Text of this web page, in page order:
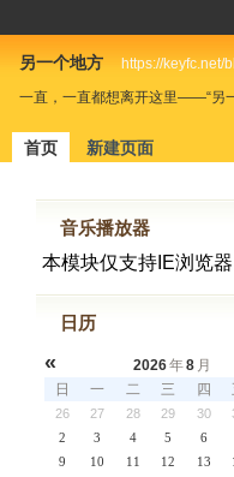
另一个地方
https://keyfc.net/
一直，一直都想离开这里——“另一
首页 新建页面
音乐播放器
日历
« 2026年8 月
日
一 二 三 四
26 27 28 29 30
2
3 4 5 6
9
10 11 12 13